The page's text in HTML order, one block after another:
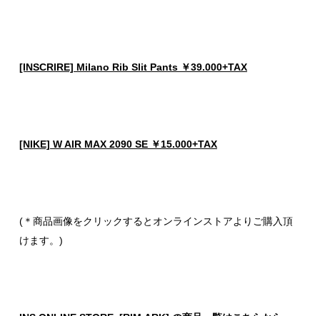
[INSCRIRE] Milano Rib Slit Pants ￥39.000+TAX
[NIKE] W AIR MAX 2090 SE ￥15.000+TAX
(＊商品画像をクリックするとオンラインストアよりご購入頂
けます。)